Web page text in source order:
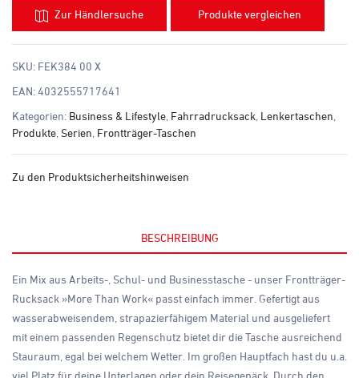
Zur Händlersuche Produkte vergleichen
SKU: FEK384 00 X
EAN:4032555717641
Kategorien: Business & Lifestyle Fahrradrucksack Lenkertaschen
Produkte Serien Frontträger-Taschen
Zu den Produktsicherheitshinweisen
BESCHREIBUNG
Ein Mix aus Arbeits-, Schul- und Businesstasche - unser Frontträger-
Rucksack »More Than Work« passt einfach immer. Gefertigt aus
wasserabweisendem, strapazierfähigem Material und ausgeliefert
mit einem passenden Regenschutz bietet dir die Tasche ausreichend
Stauraum, egal bei welchem Wetter. Im großen Hauptfach hast du u.a.
viel Platz für deine Unterlagen oder dein Reisegepäck. Durch den